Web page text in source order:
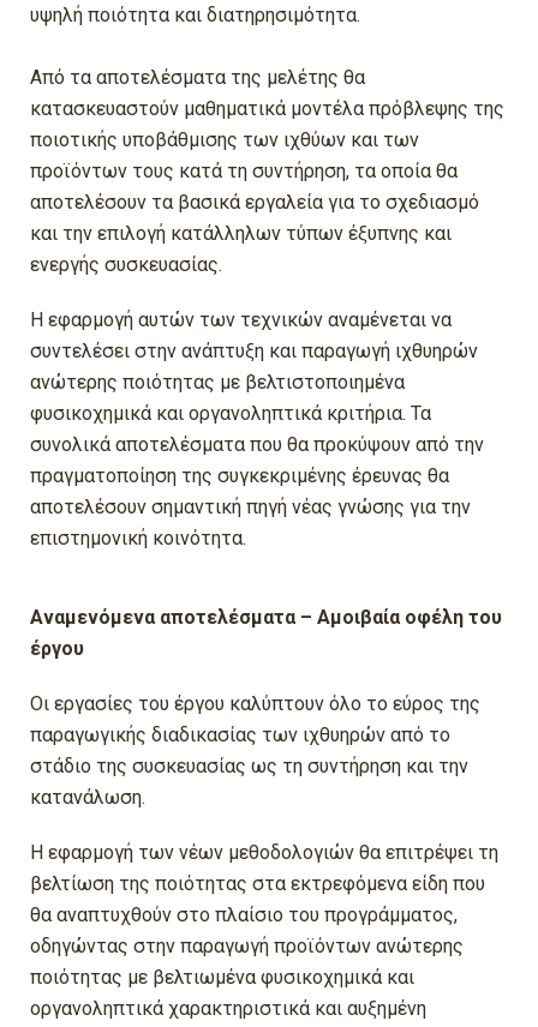
υψηλή ποιότητα και διατηρησιμότητα.
Από τα αποτελέσματα της μελέτης θα
κατασκευαστούν μαθηματικά μοντέλα πρόβλεψης της
ποιοτικής υποβάθμισης των ιχθύων και των
προϊόντων τους κατά τη συντήρηση, τα οποία θα
αποτελέσουν τα βασικά εργαλεία για το σχεδιασμό
και την επιλογή κατάλληλων τύπων έξυπνης και
ενεργής συσκευασίας.
Η εφαρμογή αυτών των τεχνικών αναμένεται να
συντελέσει στην ανάπτυξη και παραγωγή ιχθυηρών
ανώτερης ποιότητας με βελτιστοποιημένα
φυσικοχημικά και οργανοληπτικά κριτήρια. Τα
συνολικά αποτελέσματα που θα προκύψουν από την
πραγματοποίηση της συγκεκριμένης έρευνας θα
αποτελέσουν σημαντική πηγή νέας γνώσης για την
επιστημονική κοινότητα.
Αναμενόμενα αποτελέσματα – Αμοιβαία οφέλη του
έργου
Οι εργασίες του έργου καλύπτουν όλο το εύρος της
παραγωγικής διαδικασίας των ιχθυηρών από το
στάδιο της συσκευασίας ως τη συντήρηση και την
κατανάλωση.
Η εφαρμογή των νέων μεθοδολογιών θα επιτρέψει τη
βελτίωση της ποιότητας στα εκτρεφόμενα είδη που
θα αναπτυχθούν στο πλαίσιο του προγράμματος,
οδηγώντας στην παραγωγή προϊόντων ανώτερης
ποιότητας με βελτιωμένα φυσικοχημικά και
οργανοληπτικά χαρακτηριστικά και αυξημένη